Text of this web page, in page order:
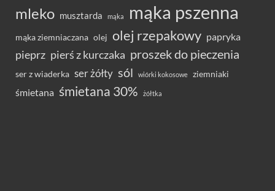
mleko musztarda mąka mąka pszenna
mąka ziemniaczana olej olej rzepakowy papryka
pieprz pierś z kurczaka proszek do pieczenia
ser z wiaderka ser żółty sól wiórki kokosowe ziemniaki
śmietana śmietana 30% żółtka